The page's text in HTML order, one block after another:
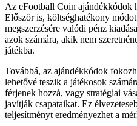
Az eFootball Coin ajándékkódok
Először is, költséghatékony
megszerzésére valódi pénz
azok számára, akik nem
játékba.
Továbbá, az ajándékkódok
lehetővé teszik a játékosok
férjenek hozzá, vagy stratégiai
javítják csapataikat. Ez
teljesítményt eredményezhet a